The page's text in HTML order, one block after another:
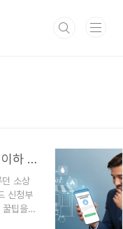
"50만원 고정비 절약 성공!" 매출 3억 이하 소상공인 크레딧 신청 꿀팁 대방출
소상
신청부
팁을 A
카페를